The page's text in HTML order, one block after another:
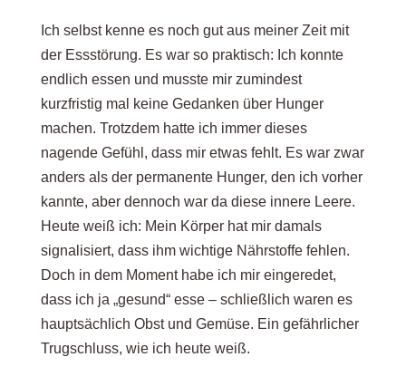
Ich selbst kenne es noch gut aus meiner Zeit mit
der Essstörung. Es war so praktisch: Ich konnte
endlich essen und musste mir zumindest
kurzfristig mal keine Gedanken über Hunger
machen. Trotzdem hatte ich immer dieses
nagende Gefühl, dass mir etwas fehlt. Es war zwar
anders als der permanente Hunger, den ich vorher
kannte, aber dennoch war da diese innere Leere.
Heute weiß ich: Mein Körper hat mir damals
signalisiert, dass ihm wichtige Nährstoffe fehlen.
Doch in dem Moment habe ich mir eingeredet,
dass ich ja „gesund“ esse – schließlich waren es
hauptsächlich Obst und Gemüse. Ein gefährlicher
Trugschluss, wie ich heute weiß.